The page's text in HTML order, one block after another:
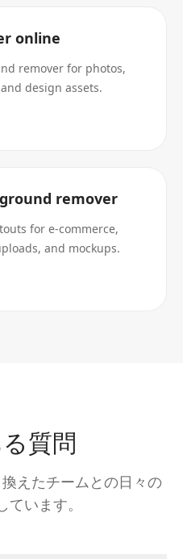
online
remover for photos,
design assets.
remover
for e-commerce,
and mockups.
質問
えたチームとの日々の
います。